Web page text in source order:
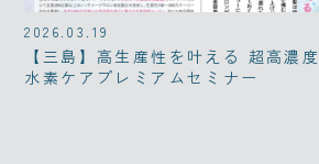
2026.03.19
【三島】高生産性を叶える 超高濃度
水素ケアプレミアムセミナー